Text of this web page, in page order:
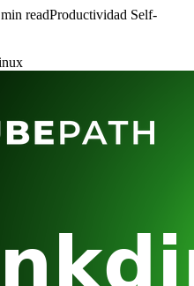
readProductividad Self-